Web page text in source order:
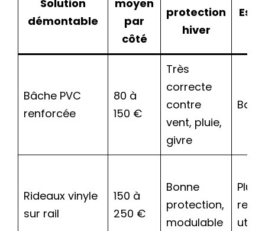
Solution
démontable
moyen
par
côté
protection
hiver
Bâche PVC
renforcée
80 à
150 €
Très
correcte
contre
vent, pluie,
givre
Rideaux vinyle
sur rail
150 à
250 €
Bonne
protection,
modulable
Plus
reste